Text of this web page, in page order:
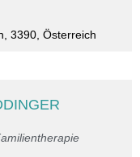
3390, Österreich